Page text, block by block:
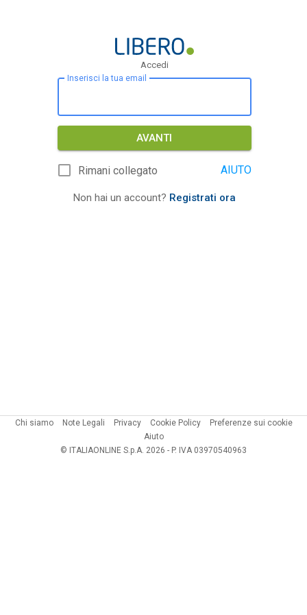
Accedi
Inserisci la tua email
AVANTI
Rimani collegato AIUTO
Non hai un account? Registrati ora
Chi siamo Note Legali Privacy Cookie Policy
Preferenze sui cookie
Aiuto
© ITALIAONLINE S.p.A. 2026 - P. IVA 03970540963